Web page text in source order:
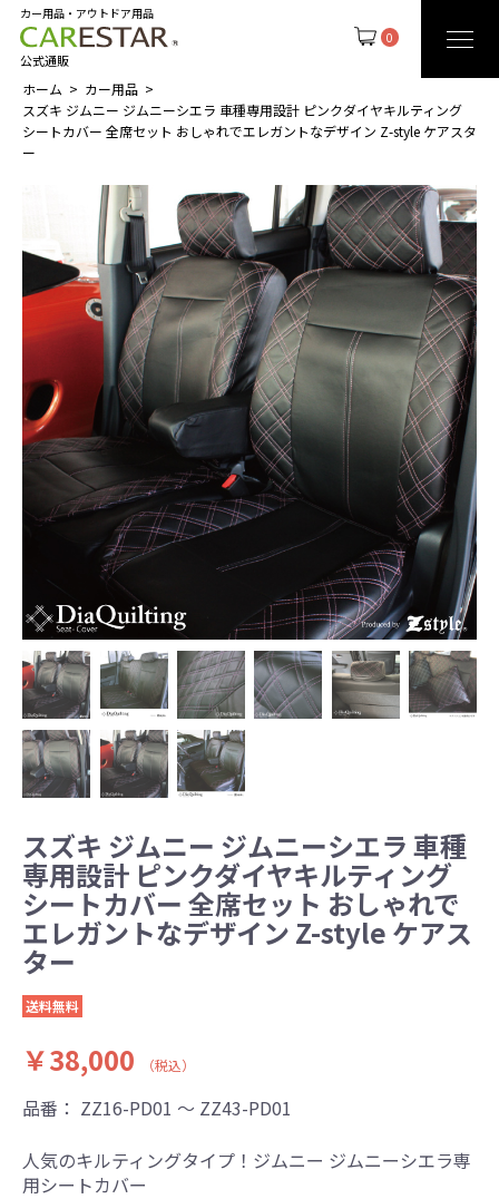
0
カー用品・アウトドア用品
公式通販
ホーム
カー用品
スズキ ジムニー ジムニーシエラ 車種専用設計 ピンクダイヤキルティング
シートカバー 全席セット おしゃれでエレガントなデザイン Z-style ケアスタ
ー
スズキ ジムニー ジムニーシエラ 車種
専用設計 ピンクダイヤキルティング
シートカバー 全席セット おしゃれで
エレガントなデザイン Z-style ケアス
ター
送料無料
￥38,000 （税込）
品番： ZZ16-PD01 ～ ZZ43-PD01
人気のキルティングタイプ！ジムニー ジムニーシエラ専
用シートカバー